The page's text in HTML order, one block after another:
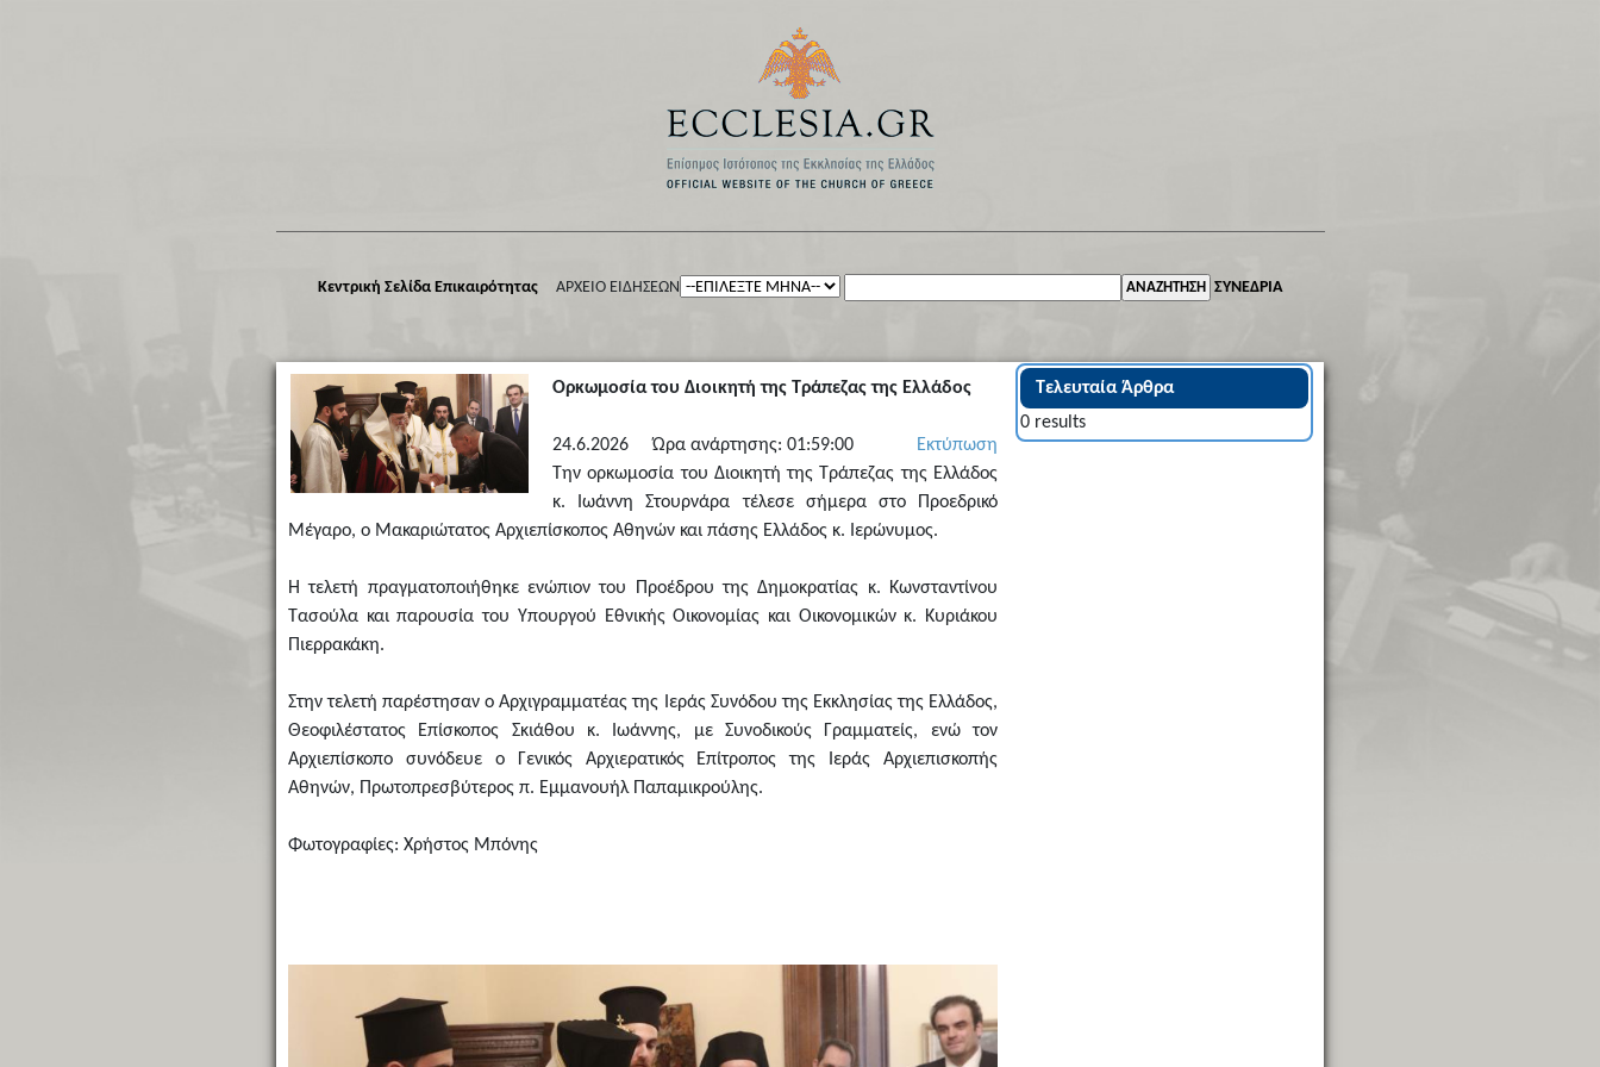
Κεντρική Σελίδα Επικαιρότητας ΑΡΧΕΙΟ ΕΙΔΗΣΕΩΝ ΣΥΝΕΔΡΙΑ
Ορκωμοσία του Διοικητή της Τράπεζας της Ελλάδος
24.6.2026 Ώρα ανάρτησης: 01:59:00
Εκτύπωση
Την ορκωμοσία του Διοικητή της Τράπεζας της Ελλάδος
κ. Ιωάννη Στουρνάρα τέλεσε σήμερα στο Προεδρικό
Μέγαρο, ο Μακαριώτατος Αρχιεπίσκοπος Αθηνών και πάσης Ελλάδος κ. Ιερώνυμος.
Η τελετή πραγματοποιήθηκε ενώπιον του Προέδρου της Δημοκρατίας κ. Κωνσταντίνου
Τασούλα και παρουσία του Υπουργού Εθνικής Οικονομίας και Οικονομικών κ. Κυριάκου
Πιερρακάκη.
Στην τελετή παρέστησαν ο Αρχιγραμματέας της Ιεράς Συνόδου της Εκκλησίας της Ελλάδος,
Θεοφιλέστατος Επίσκοπος Σκιάθου κ. Ιωάννης, με Συνοδικούς Γραμματείς, ενώ τον
Αρχιεπίσκοπο συνόδευε ο Γενικός Αρχιερατικός Επίτροπος της Ιεράς Αρχιεπισκοπής
Αθηνών, Πρωτοπρεσβύτερος π. Εμμανουήλ Παπαμικρούλης.
Φωτογραφίες: Χρήστος Μπόνης
Τελευταία Άρθρα
0 results